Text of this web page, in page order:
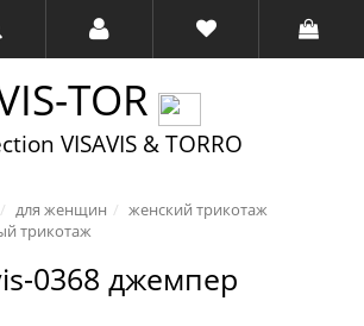
TOR
VISAVIS & TORRO
для женщин
женский трикотаж
трикотаж
0368 джемпер